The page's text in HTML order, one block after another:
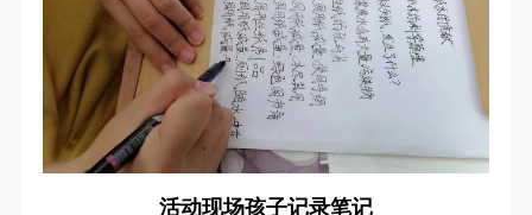
活动现场孩子记录笔记